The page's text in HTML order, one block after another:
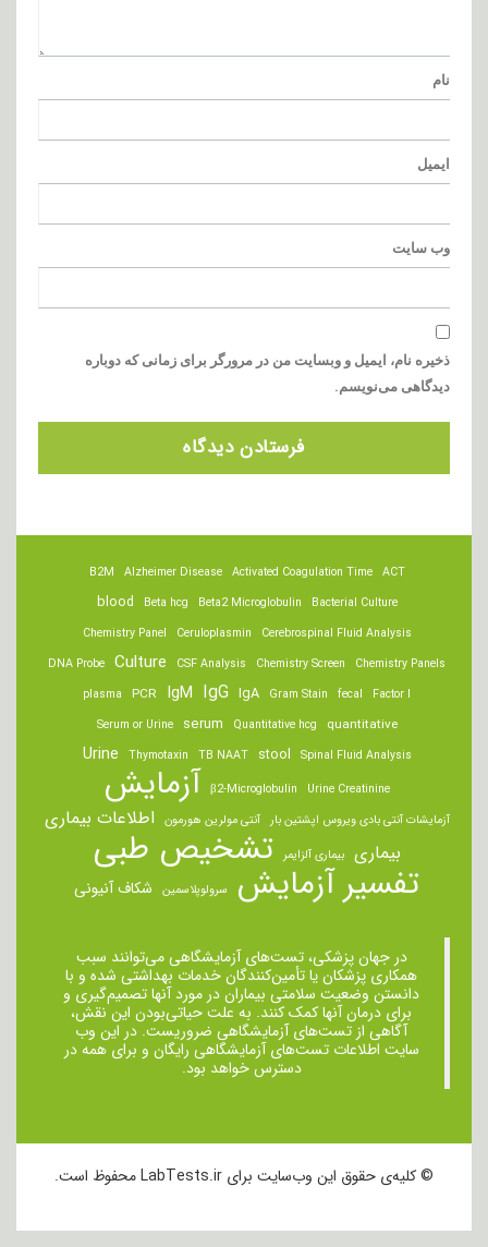
نام
ایمیل
وب‌ سایت
ذخیره نام، ایمیل و وبسایت من در مرورگر برای زمانی که دوباره
دیدگاهی می‌نویسم.
ACT
Activated Coagulation Time
Alzheimer Disease
B2M
Bacterial Culture
Beta2 Microglobulin
Beta hcg
blood
Cerebrospinal Fluid Analysis
Ceruloplasmin
Chemistry Panel
Chemistry Panels
Chemistry Screen
CSF Analysis
Culture
DNA Probe
Factor I
fecal
Gram Stain
IgA
IgG
IgM
PCR
plasma
quantitative
Quantitative hcg
serum
Serum or Urine
Spinal Fluid Analysis
stool
TB NAAT
Thymotaxin
Urine
Urine Creatinine
β2-Microglobulin آزمایش
آزمایشات آنتی بادی ویروس اپشتین بار آنتی مولرین هورمون اطلاعات بیماری
بیماری بیماری آلزایمر تشخیص طبی
تفسیر آزمایش سرولوپلاسمین شکاف آنیونی
در جهان پزشکی، تست‌های آزمایشگاهی می‌توانند سبب
همکاری پزشکان یا تأمین‌کنندگان خدمات بهداشتی شده و با
دانستن وضعیت سلامتی بیماران در مورد آنها تصمیم‌گیری و
برای درمان ‌آنها کمک کنند. به علت حیاتی‌بودن این نقش،
آگاهی از تست‌های آزمایشگاهی ضروریست. در این وب
سایت اطلاعات تست‌های آزمایشگاهی رایگان و برای همه در
دسترس خواهد بود.
© کلیه‌ی حقوق این وب‌سایت برای LabTests.ir محفوظ است.